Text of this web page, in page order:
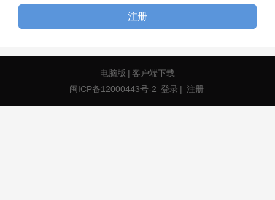
注册
电脑版 | 客户端下载
闽ICP备12000443号-2 登录 | 注册